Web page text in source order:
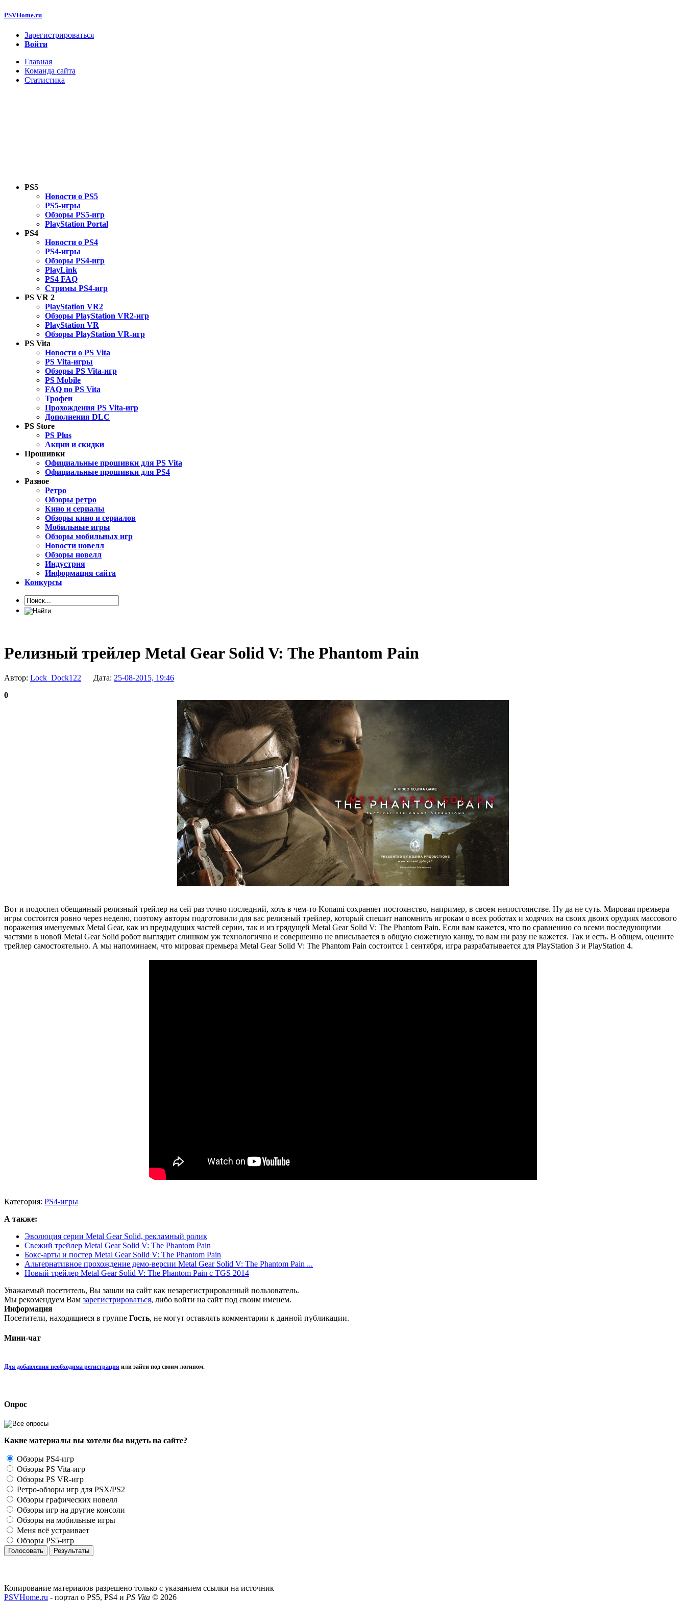
PSVHome.ru
Зарегистрироваться
Войти
Главная
Команда сайта
Статистика
PS5
Новости о PS5
PS5-игры
Обзоры PS5-игр
PlayStation Portal
PS4
Новости о PS4
PS4-игры
Обзоры PS4-игр
PlayLink
PS4 FAQ
Стримы PS4-игр
PS VR 2
PlayStation VR2
Обзоры PlayStation VR2-игр
PlayStation VR
Обзоры PlayStation VR-игр
PS Vita
Новости о PS Vita
PS Vita-игры
Обзоры PS Vita-игр
PS Mobile
FAQ по PS Vita
Трофеи
Прохождения PS Vita-игр
Дополнения DLC
PS Store
PS Plus
Акции и скидки
Прошивки
Официальные прошивки для PS Vita
Официальные прошивки для PS4
Разное
Ретро
Обзоры ретро
Кино и сериалы
Обзоры кино и сериалов
Мобильные игры
Обзоры мобильных игр
Новости новелл
Обзоры новелл
Индустрия
Информация сайта
Конкурсы
Релизный трейлер Metal Gear Solid V: The Phantom Pain
Автор: Lock_Dock122 Дата: 25-08-2015, 19:46
0
Вот и подоспел обещанный релизный трейлер на сей раз точно последний, хоть в чем-то Konami сохраняет постоянство, например, в своем непостоянстве. Ну да не суть. Мировая премьера
игры состоится ровно через неделю, поэтому авторы подготовили для вас релизный трейлер, который спешит напомнить игрокам о всех роботах и ходячих на своих двоих орудиях массового
поражения именуемых Metal Gear, как из предыдущих частей серии, так и из грядущей Metal Gear Solid V: The Phantom Pain. Если вам кажется, что по сравнению со всеми последующими
частями в новой Metal Gear Solid робот выглядит слишком уж технологично и совершенно не вписывается в общую сюжетную канву, то вам ни разу не кажется. Так и есть. В общем, оцените
трейлер самостоятельно. А мы напоминаем, что мировая премьера Metal Gear Solid V: The Phantom Pain состоится 1 сентября, игра разрабатывается для PlayStation 3 и PlayStation 4.
Категория: PS4-игры
А также:
Эволюция серии Metal Gear Solid, рекламный ролик
Свежий трейлер Metal Gear Solid V: The Phantom Pain
Бокс-арты и постер Metal Gear Solid V: The Phantom Pain
Альтернативное прохождение демо-версии Metal Gear Solid V: The Phantom Pain ...
Новый трейлер Metal Gear Solid V: The Phantom Pain с TGS 2014
Уважаемый посетитель, Вы зашли на сайт как незарегистрированный пользователь.
Мы рекомендуем Вам зарегистрироваться, либо войти на сайт под своим именем.
Информация
Посетители, находящиеся в группе Гость, не могут оставлять комментарии к данной публикации.
Мини-чат
Для добавления необходима регистрация или зайти под своим логином.
Опрос
Какие материалы вы хотели бы видеть на сайте?
Обзоры PS4-игр
Обзоры PS Vita-игр
Обзоры PS VR-игр
Ретро-обзоры игр для PSX/PS2
Обзоры графических новелл
Обзоры игр на другие консоли
Обзоры на мобильные игры
Меня всё устраивает
Обзоры PS5-игр
Голосовать Результаты
Копирование материалов разрешено только с указанием ссылки на источник
PSVHome.ru - портал о PS5, PS4 и PS Vita © 2026